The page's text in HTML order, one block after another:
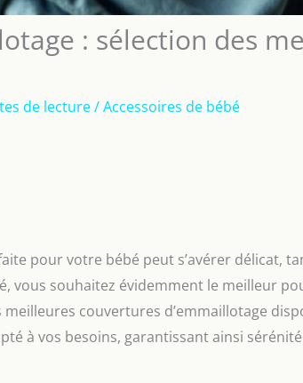
: sélection des
de lecture/Accessoires de bébé
pour votre bébé peut s’avérer délicat,
vous souhaitez évidemment le meilleur
couvertures d’emmaillotage
à vos besoins, garantissant ainsi